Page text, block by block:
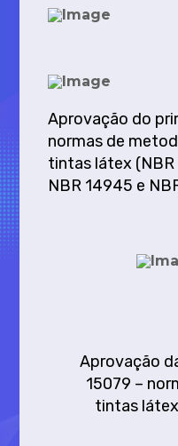
Aprovação do
normas de
tintas látex
NBR 14945 e
Aprovação
15079 –
tintas